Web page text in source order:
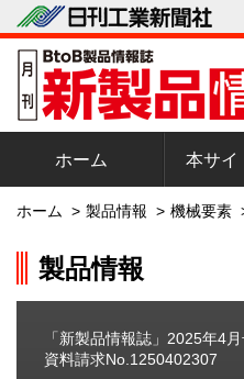
ホーム 本サイ
ホーム > 製品情報 > 機械要素
製品情報
「新製品情報誌」2025年4
資料請求No.1250402307